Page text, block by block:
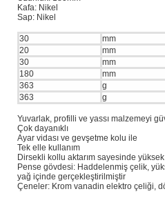
Kafa: Nikel
Sap: Nikel
30
mm
20
mm
30
mm
180
mm
363
g
363
g
Yuvarlak, profilli ve yassı malzemeyi
Çok dayanıklı
Ayar vidası ve gevşetme kolu ile
Tek elle kullanım
Dirsekli kollu aktarım sayesinde yüksek
Pense gövdesi: Haddelenmiş çelik,
yağ içinde gerçekleştirilmiştir
Çeneler: Krom vanadin elektro çeliği,